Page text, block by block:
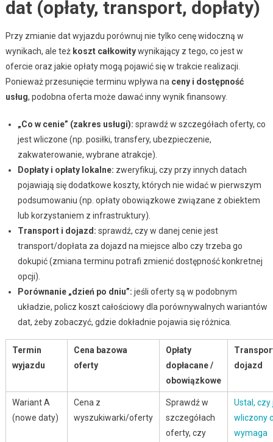
dat (opłaty, transport, dopłaty)
Przy zmianie dat wyjazdu porównuj nie tylko cenę widoczną w
wynikach, ale też koszt całkowitywynikający z tego, co jest w
ofercie oraz jakie opłaty mogą pojawić się w trakcie realizacji.
Ponieważ przesunięcie terminu wpływa na ceny i dostępność
usług, podobna oferta może dawać inny wynik finansowy.
„Co w cenie” (zakres usługi): sprawdź w szczegółach oferty, co
jest wliczone (np. posiłki, transfery, ubezpieczenie,
zakwaterowanie, wybrane atrakcje).
Dopłaty i opłaty lokalne: zweryfikuj, czy przy innych datach
pojawiają się dodatkowe koszty, których nie widać w pierwszym
podsumowaniu (np. opłaty obowiązkowe związane z obiektem
lub korzystaniem z infrastruktury).
Transport i dojazd: sprawdź, czy w danej cenie jest
transport/dopłata za dojazd na miejsce albo czy trzeba go
dokupić (zmiana terminu potrafi zmienić dostępność konkretnej
opcji).
Porównanie „dzień po dniu”: jeśli oferty są w podobnym
układzie, policz koszt całościowy dla porównywalnych wariantów
dat, żeby zobaczyć, gdzie dokładnie pojawia się różnica.
Termin
wyjazdu
Cena bazowa
oferty
Opłaty
dopłacane /
obowiązkowe
dojazd
Wariant A
(nowe daty)
Cena z
wyszukiwarki/oferty
Sprawdź w
szczegółach
oferty, czy
Ustal, czy
wliczony
wymaga